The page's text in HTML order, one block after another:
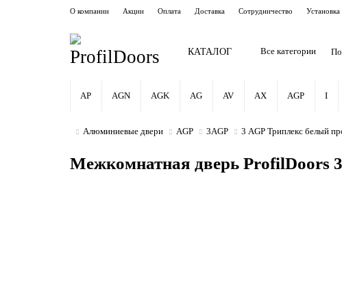
О компании Акции Оплата Доставка Сотрудничество Установка
КАТАЛОГ Все категории
AP AGN AGK AG AV AX AGP I
Алюминиевые двери AGP 3AGP 3 AGP Триплекс белый
Межкомнатная дверь ProfilDoors